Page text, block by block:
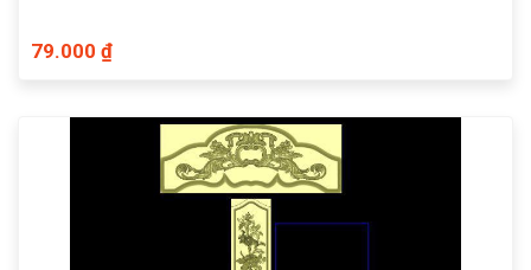
79.000 ₫